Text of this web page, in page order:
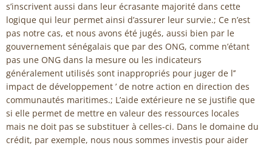
s’inscrivent aussi dans leur écrasante majorité dans cette
logique qui leur permet ainsi d’assurer leur survie.; Ce n’est
pas notre cas, et nous avons été jugés, aussi bien par le
gouvernement sénégalais que par des ONG, comme n’étant
pas une ONG dans la mesure ou les indicateurs
généralement utilisés sont inappropriés pour juger de l’’
impact de développement ’ de notre action en direction des
communautés maritimes.; L’aide extérieure ne se justifie que
si elle permet de mettre en valeur des ressources locales
mais ne doit pas se substituer à celles-ci. Dans le domaine du
crédit, par exemple, nous nous sommes investis pour aider